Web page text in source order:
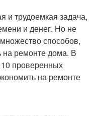
и трудоемкая задача,
и денег. Но не
способов,
на ремонте дома. В
проверенных
на ремонте